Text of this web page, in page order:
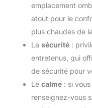
emplacement
atout pour le
plus chaudes de
La sécurité :
entretenus, qui
de sécurité pour
Le calme : si
renseignez-vous